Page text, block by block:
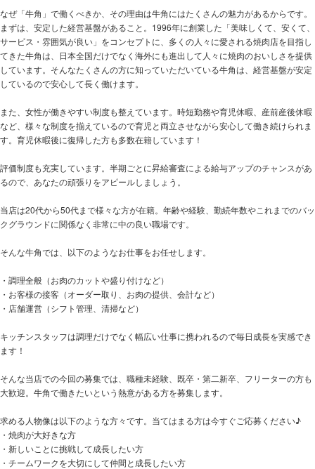
なぜ「牛角」で働くべきか、その理由は牛角にはたくさんの魅力があるからです。
まずは、安定した経営基盤があること。1996年に創業した「美味しくて、安くて、
サービス・雰囲気が良い」をコンセプトに、多くの人々に愛される焼肉店を目指し
てきた牛角は、日本全国だけでなく海外にも進出して人々に焼肉のおいしさを提供
しています。そんなたくさんの方に知っていただいている牛角は、経営基盤が安定
しているので安心して長く働けます。
また、女性が働きやすい制度も整えています。時短勤務や育児休暇、産前産後休暇
など、様々な制度を揃えているので育児と両立させながら安心して働き続けられま
す。育児休暇後に復帰した方も多数在籍しています！
評価制度も充実しています。半期ごとに昇給審査による給与アップのチャンスがあ
るので、あなたの頑張りをアピールしましょう。
当店は20代から50代まで様々な方が在籍。年齢や経験、勤続年数やこれまでのバッ
クグラウンドに関係なく非常に中の良い職場です。
そんな牛角では、以下のようなお仕事をお任せします。
・調理全般（お肉のカットや盛り付けなど）
・お客様の接客（オーダー取り、お肉の提供、会計など）
・店舗運営（シフト管理、清掃など）
キッチンスタッフは調理だけでなく幅広い仕事に携われるので毎日成長を実感でき
ます！
そんな当店での今回の募集では、職種未経験、既卒・第二新卒、フリーターの方も
大歓迎。牛角で働きたいという熱意がある方を募集します。
求める人物像は以下のような方々です。当てはまる方は今すぐご応募ください♪
・焼肉が大好きな方
・新しいことに挑戦して成長したい方
・チームワークを大切にして仲間と成長したい方